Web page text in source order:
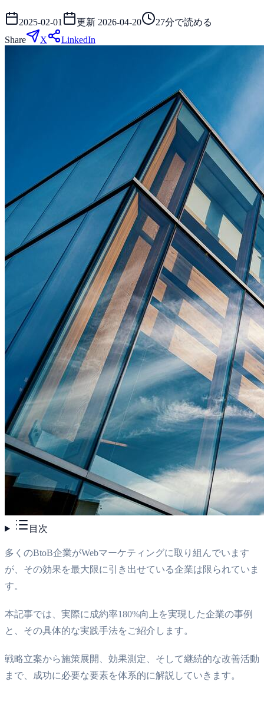
2025-02-01 更新 2026-04-20 27分で読める
Share
X LinkedIn
目次
多くのBtoB企業がWebマーケティングに取り組んでいます
が、その効果を最大限に引き出せている企業は限られていま
す。
本記事では、実際に成約率180%向上を実現した企業の事例
と、その具体的な実践手法をご紹介します。
戦略立案から施策展開、効果測定、そして継続的な改善活動
まで、成功に必要な要素を体系的に解説していきます。